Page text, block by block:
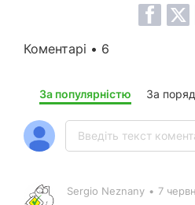
Коментарі • 6
За популярністю За
Sergio Neznany • 7